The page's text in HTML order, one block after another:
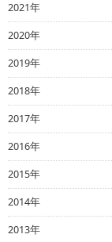
2021年
2020年
2019年
2018年
2017年
2016年
2015年
2014年
2013年